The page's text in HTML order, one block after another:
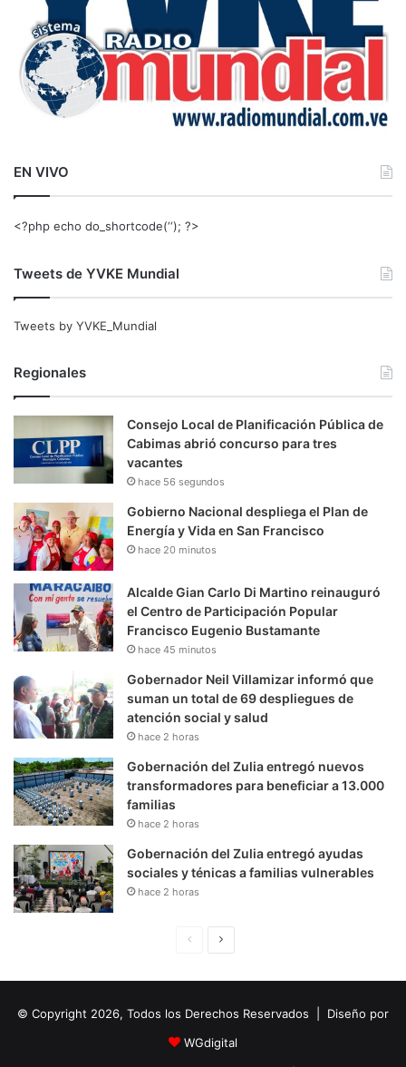
EN VIVO
<?php echo do_shortcode(‘‘); ?>
Tweets de YVKE Mundial
Tweets by YVKE_Mundial
Regionales
Consejo Local de Planificación Pública de
Cabimas abrió concurso para tres
vacantes
hace 56 segundos
Gobierno Nacional despliega el Plan de
Energía y Vida en San Francisco
hace 20 minutos
Alcalde Gian Carlo Di Martino reinauguró
el Centro de Participación Popular
Francisco Eugenio Bustamante
hace 45 minutos
Gobernador Neil Villamizar informó que
suman un total de 69 despliegues de
atención social y salud
hace 2 horas
Gobernación del Zulia entregó nuevos
transformadores para beneficiar a 13.000
familias
hace 2 horas
Gobernación del Zulia entregó ayudas
sociales y ténicas a familias vulnerables
hace 2 horas
i
n
u
i
© Copyright 2026, Todos los Derechos Reservados | Diseño por
WGdigital